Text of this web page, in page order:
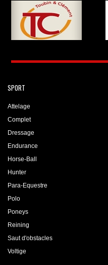
SPORT
Attelage
Complet
Dressage
Endurance
Horse-Ball
Hunter
Para-Equestre
Polo
Poneys
Reining
Saut d'obstacles
Voltige